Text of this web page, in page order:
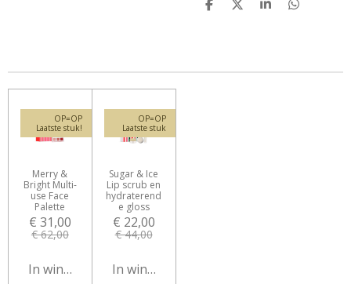
D
D
S
D
OP=OP
Laatste stuk!
Merry &
Bright Multi-
use Face
Palette
€ 31,00
€ 62,00
In winkelwagen
OP=OP
Laatste stuk
Sugar & Ice
Lip scrub en
hydraterend
e gloss
€ 22,00
€ 44,00
In winkelwagen